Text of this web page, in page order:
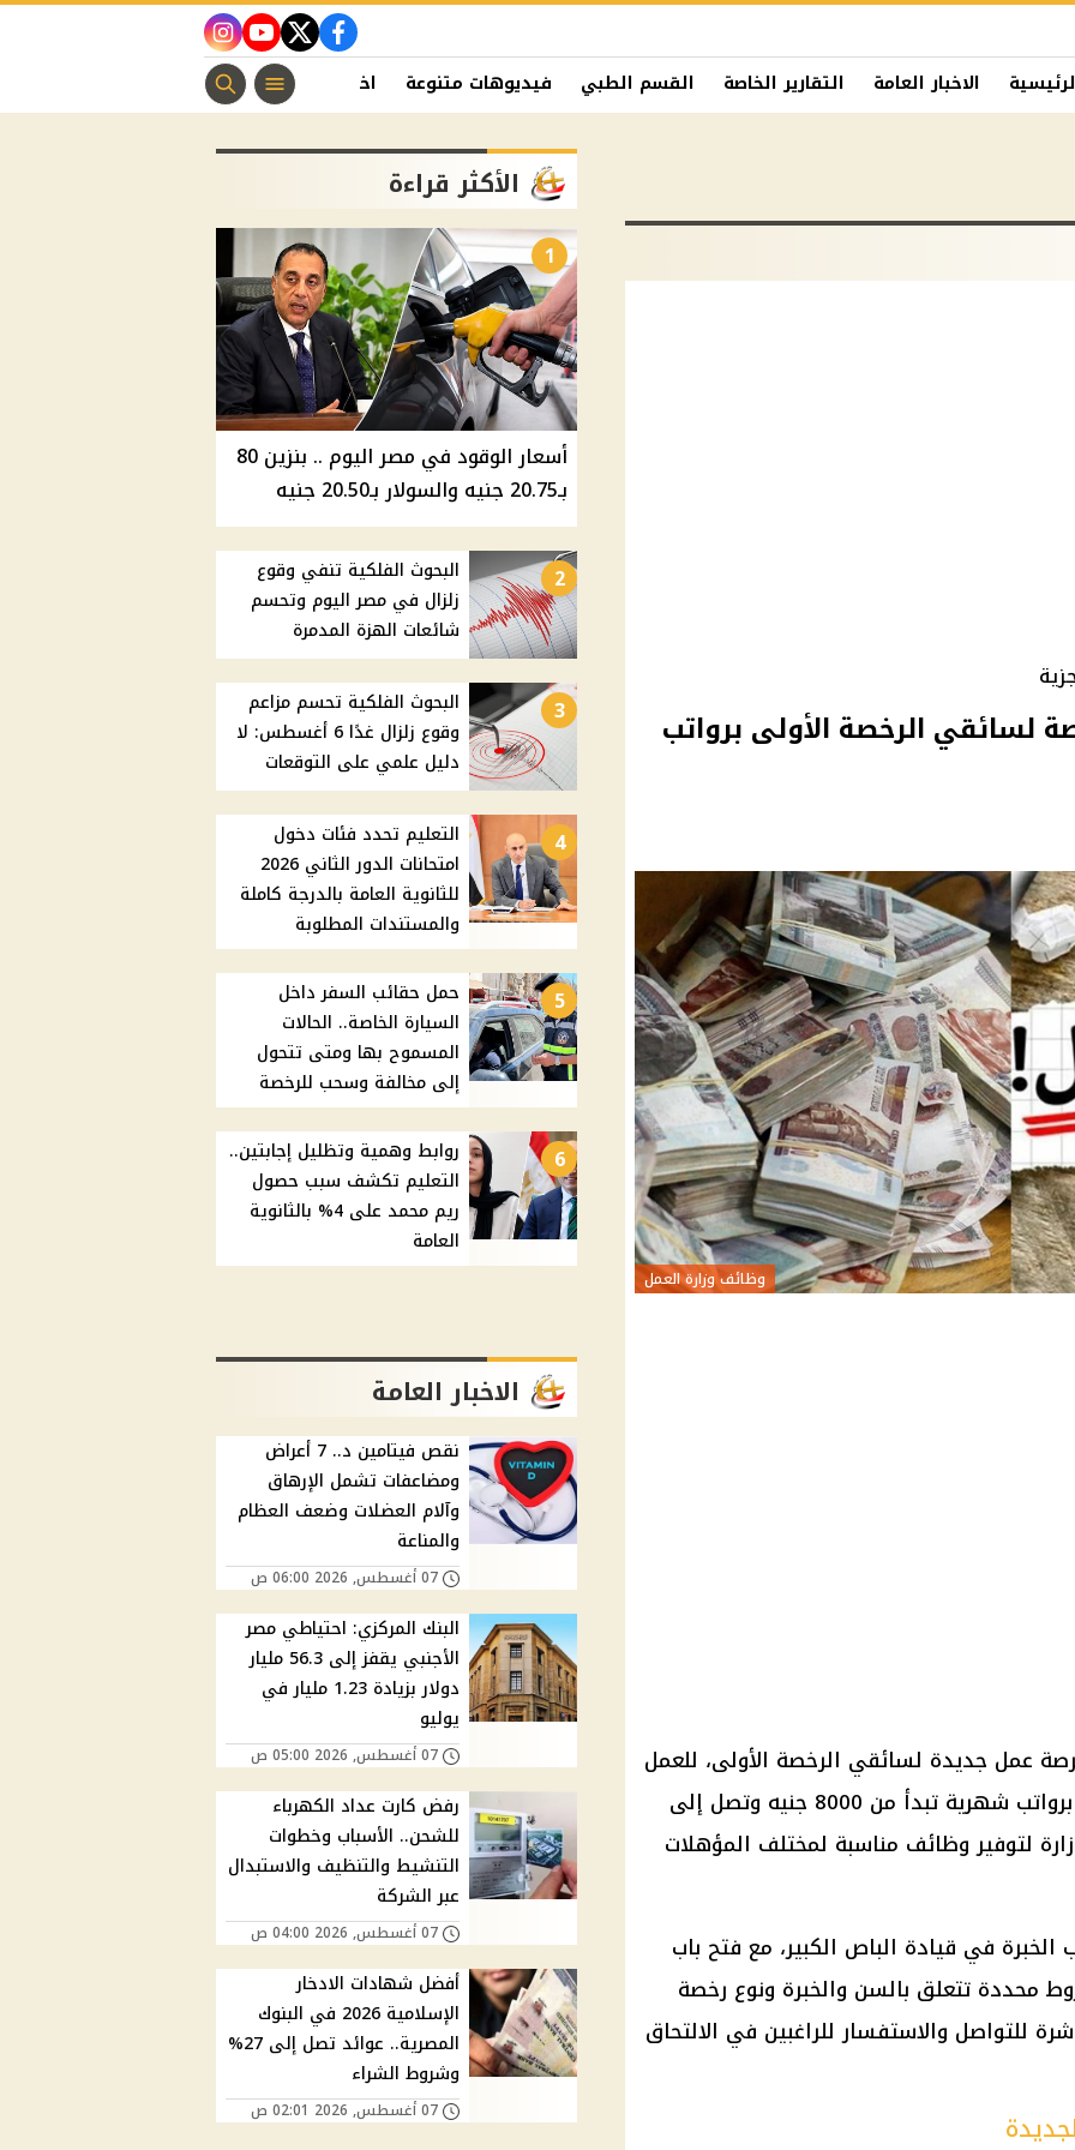
facebook
twitter
youtube
instagram
الاخبار العامة التقارير الخاصة القسم الطبي فيديوهات متنوعة اخبار الفن منوعات مسيحية
تعلن 350 فرصة لسائقي الرخصة الأولى برواتب
وظائف وزارة العمل
عمل جديدة لسائقي الرخصة الأولى، للعمل
بإحدى شركات النقل البري الكبرى، برواتب شهرية تبدأ من 8000 جنيه وتصل إلى
وظائف مناسبة لمختلف المؤهلات
الخبرة في قيادة الباص الكبير، مع فتح باب
محددة تتعلق بالسن والخبرة ونوع رخصة
للتواصل والاستفسار للراغبين في الالتحاق
الأكثر قراءة
1
أسعار الوقود في مصر اليوم .. بنزين 80
بـ20.75 جنيه والسولار بـ20.50 جنيه
2
البحوث الفلكية تنفي وقوع
زلزال في مصر اليوم وتحسم
شائعات الهزة المدمرة
3
البحوث الفلكية تحسم مزاعم
وقوع زلزال غدًا 6 أغسطس: لا
دليل علمي على التوقعات
4
التعليم تحدد فئات دخول
امتحانات الدور الثاني 2026
للثانوية العامة بالدرجة كاملة
والمستندات المطلوبة
5
حمل حقائب السفر داخل
السيارة الخاصة.. الحالات
المسموح بها ومتى تتحول
إلى مخالفة وسحب للرخصة
6
روابط وهمية وتظليل إجابتين..
التعليم تكشف سبب حصول
ريم محمد على 4% بالثانوية
العامة
الاخبار العامة
نقص فيتامين د.. 7 أعراض
ومضاعفات تشمل الإرهاق
وآلام العضلات وضعف العظام
والمناعة
07 أغسطس, 2026 06:00 ص
البنك المركزي: احتياطي مصر
الأجنبي يقفز إلى 56.3 مليار
دولار بزيادة 1.23 مليار في
يوليو
07 أغسطس, 2026 05:00 ص
رفض كارت عداد الكهرباء
للشحن.. الأسباب وخطوات
التنشيط والتنظيف والاستبدال
عبر الشركة
07 أغسطس, 2026 04:00 ص
أفضل شهادات الادخار
الإسلامية 2026 في البنوك
المصرية.. عوائد تصل إلى 27%
وشروط الشراء
07 أغسطس, 2026 02:01 ص